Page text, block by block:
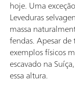
hoje. Uma
Leveduras
massa
fendas. Apesar
exemplos físicos
escavado na
essa altura.